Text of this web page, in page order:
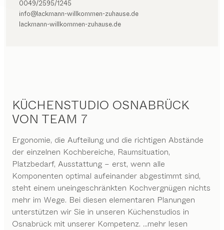
0049/2595/1245
info@lackmann-willkommen-zuhause.de
lackmann-willkommen-zuhause.de
KÜCHENSTUDIO OSNABRÜCK
VON TEAM 7
Ergonomie, die Aufteilung und die richtigen Abstände
der einzelnen Kochbereiche, Raumsituation,
Platzbedarf, Ausstattung – erst, wenn alle
Komponenten optimal aufeinander abgestimmt sind,
steht einem uneingeschränkten Kochvergnügen nichts
mehr im Wege. Bei diesen elementaren Planungen
unterstützen wir Sie in unseren Küchenstudios in
Osnabrück mit unserer Kompetenz. ...mehr lesen